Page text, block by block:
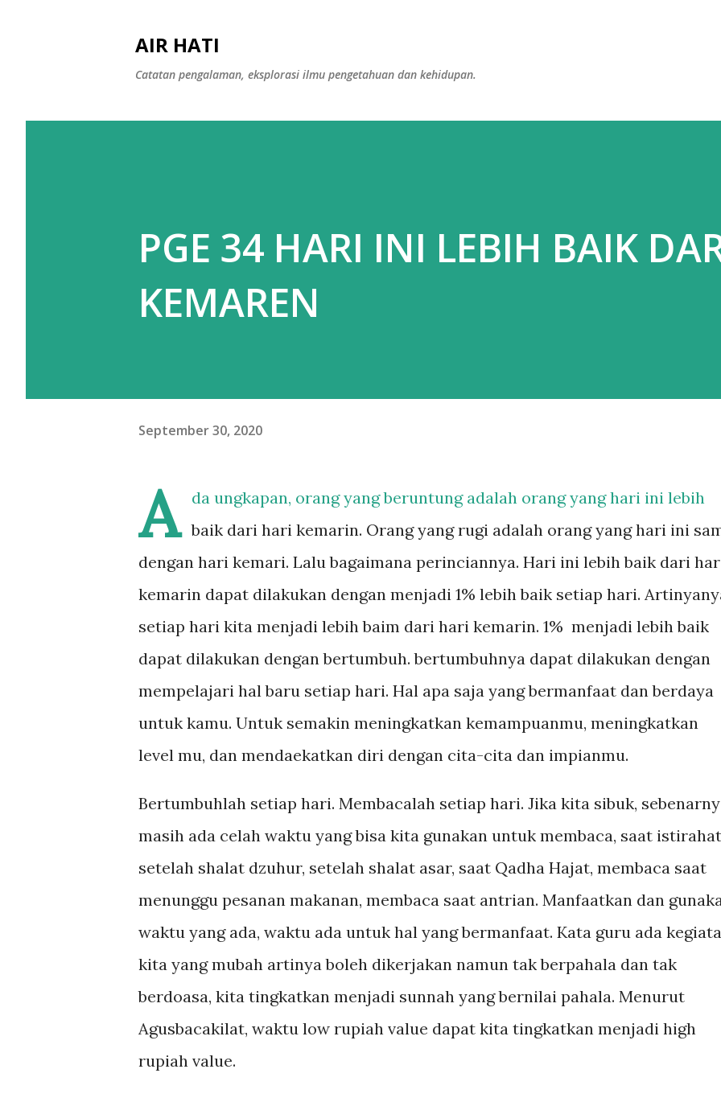
AIR HATI
Catatan pengalaman, eksplorasi ilmu pengetahuan dan kehidupan.
PGE 34 HARI INI LEBIH BAIK
KEMAREN
September 30, 2020
A
da ungkapan, orang yang beruntung adalah orang yang hari ini lebih
baik dari hari kemarin. Orang yang rugi adalah orang yang hari ini
dengan hari kemari. Lalu bagaimana perinciannya. Hari ini lebih baik dari
kemarin dapat dilakukan dengan menjadi 1% lebih baik setiap hari.
setiap hari kita menjadi lebih baim dari hari kemarin. 1% menjadi lebih baik
dapat dilakukan dengan bertumbuh. bertumbuhnya dapat dilakukan dengan
mempelajari hal baru setiap hari. Hal apa saja yang bermanfaat dan berdaya
untuk kamu. Untuk semakin meningkatkan kemampuanmu, meningkatkan
level mu, dan mendaekatkan diri dengan cita-cita dan impianmu.
Bertumbuhlah setiap hari. Membacalah setiap hari. Jika kita sibuk,
masih ada celah waktu yang bisa kita gunakan untuk membaca, saat istirahat
setelah shalat dzuhur, setelah shalat asar, saat Qadha Hajat, membaca saat
menunggu pesanan makanan, membaca saat antrian. Manfaatkan dan
waktu yang ada, waktu ada untuk hal yang bermanfaat. Kata guru ada
kita yang mubah artinya boleh dikerjakan namun tak berpahala dan tak
berdoasa, kita tingkatkan menjadi sunnah yang bernilai pahala. Menurut
Agusbacakilat, waktu low rupiah value dapat kita tingkatkan menjadi high
rupiah value.